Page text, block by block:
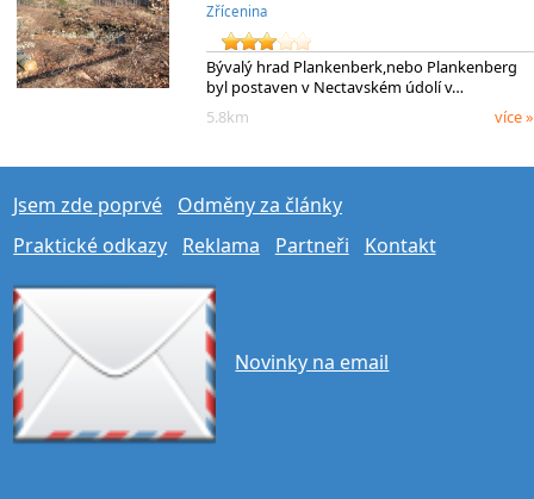
Zřícenina
Bývalý hrad Plankenberk,nebo Plankenberg
byl postaven v Nectavském údolí v…
5.8km
více »
Jsem zde poprvé
Odměny za články
Praktické odkazy
Reklama Partneři Kontakt
Novinky na email